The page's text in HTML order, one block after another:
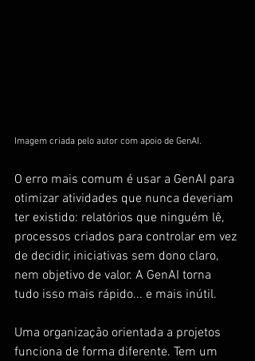
Imagem criada pelo autor com apoio de GenAI.
O erro mais comum é usar a GenAI para
otimizar atividades que nunca deveriam
ter existido: relatórios que ninguém lê,
processos criados para controlar em vez
de decidir, iniciativas sem dono claro,
nem objetivo de valor. A GenAI torna
tudo isso mais rápido... e mais inútil.
Uma organização orientada a projetos
funciona de forma diferente. Tem um